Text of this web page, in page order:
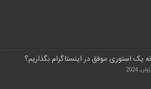
یک استوری موفق در اینستاگرام بگذاریم؟